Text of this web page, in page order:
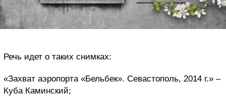
Речь идет о таких снимках:
«Захват аэропорта «Бельбек». Севастополь, 2014 г.» –
Куба Каминский;